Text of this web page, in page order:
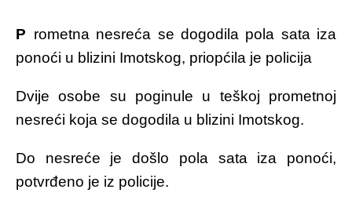
Prometna nesreća se dogodila pola sata iza
ponoći u blizini Imotskog, priopćila je policija
Dvije osobe su poginule u teškoj prometnoj
nesreći koja se dogodila u blizini Imotskog.
Do nesreće je došlo pola sata iza ponoći,
potvrđeno je iz policije.